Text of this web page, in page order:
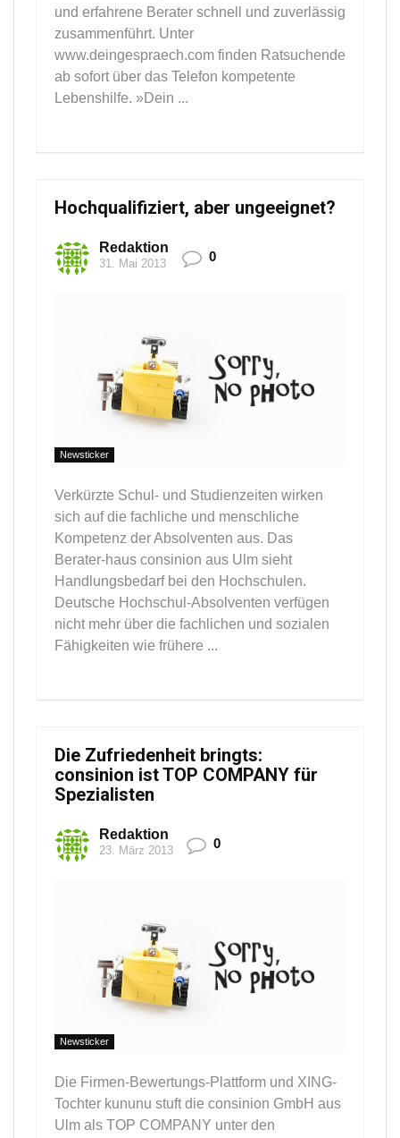
und erfahrene Berater schnell und zuverlässig
zusammenführt. Unter
www.deingespraech.com finden Ratsuchende
ab sofort über das Telefon kompetente
Lebenshilfe. »Dein ...
Hochqualifiziert, aber ungeeignet?
Redaktion
31. Mai 2013 0
Newsticker
Verkürzte Schul- und Studienzeiten wirken
sich auf die fachliche und menschliche
Kompetenz der Absolventen aus. Das
Berater-haus consinion aus Ulm sieht
Handlungsbedarf bei den Hochschulen.
Deutsche Hochschul-Absolventen verfügen
nicht mehr über die fachlichen und sozialen
Fähigkeiten wie frühere ...
Die Zufriedenheit bringts:
consinion ist TOP COMPANY für
Spezialisten
Redaktion
23. März 2013 0
Newsticker
Die Firmen-Bewertungs-Plattform und XING-
Tochter kununu stuft die consinion GmbH aus
Ulm als TOP COMPANY unter den